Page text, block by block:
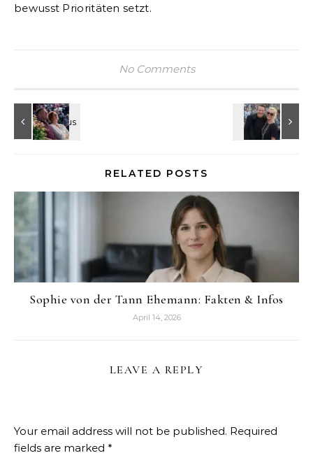
bewusst Prioritäten setzt.
No Comments
RELATED POSTS
Sophie von der Tann Ehemann: Fakten & Infos
April 14, 2026
LEAVE A REPLY
Your email address will not be published. Required
fields are marked *